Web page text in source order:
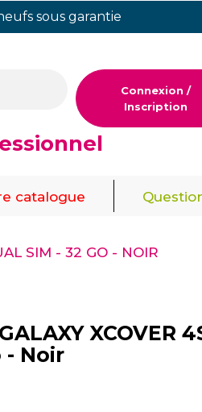
sous garantie
Connexion /
Inscription
catalogue
SIM - 32 GO - NOIR
XCOVER
- Noir